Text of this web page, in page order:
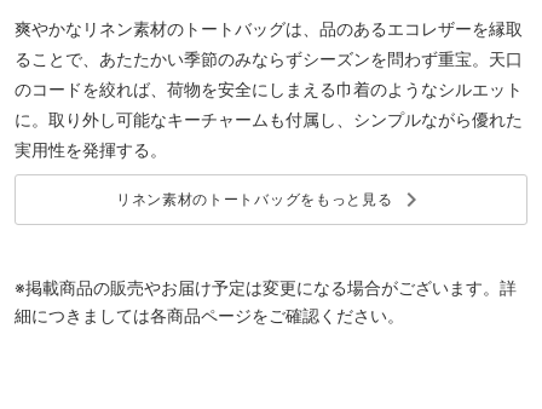
爽やかなリネン素材のトートバッグは、品のあるエコレザーを縁取
ることで、あたたかい季節のみならずシーズンを問わず重宝。天口
のコードを絞れば、荷物を安全にしまえる巾着のようなシルエット
に。取り外し可能なキーチャームも付属し、シンプルながら優れた
実用性を発揮する。
リネン素材のトートバッグをもっと見る keyboard_arrow_right
※掲載商品の販売やお届け予定は変更になる場合がございます。詳
細につきましては各商品ページをご確認ください。